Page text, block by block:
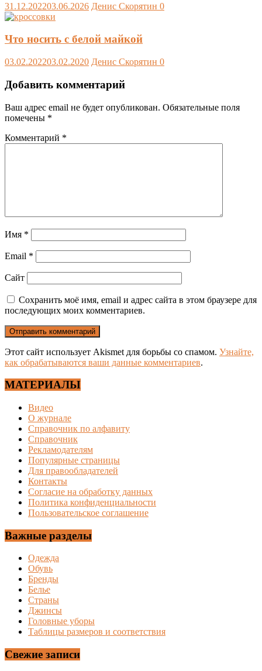
31.12.202203.06.2026 Денис Скорятин 0
Что носить с белой майкой
03.02.202203.02.2020 Денис Скорятин 0
Добавить комментарий
Ваш адрес email не будет опубликован. Обязательные поля
помечены *
Комментарий *
Имя *
Email *
Сайт
Сохранить моё имя, email и адрес сайта в этом браузере для
последующих моих комментариев.
Этот сайт использует Akismet для борьбы со спамом. Узнайте,
как обрабатываются ваши данные комментариев.
МАТЕРИАЛЫ
Видео
О журнале
Справочник по алфавиту
Справочник
Рекламодателям
Популярные страницы
Для правообладателей
Контакты
Согласие на обработку данных
Политика конфиденциальности
Пользовательское соглашение
Важные разделы
Одежда
Обувь
Бренды
Белье
Страны
Джинсы
Головные уборы
Таблицы размеров и соответствия
Свежие записи